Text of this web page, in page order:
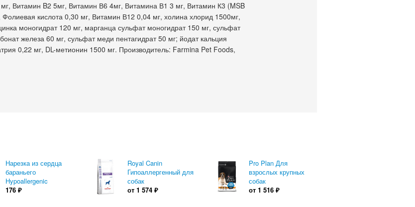
мг, Витамин B2 5мг, Витамин В6 4мг, Витамина В1 3 мг, Витамин К3 (MSB
кислота 0,30 мг, Витамин В12 0,04 мг, холина хлорид 1500мг,
моногидрат 120 мг, марганца сульфат моногидрат 150 мг, сульфат
железа 60 мг, сульфат меди пентагидрат 50 мг; йодат кальция
0,22 мг, DL-метионин 1500 мг. Производитель: Farmina Pet Foods,
Нарезка из сердца
бараньего
Hypoallergenic
176 ₽
Royal Canin
Гипоаллергенный для
собак
от 1 574 ₽
Pro Plan Для
взрослых крупных
собак
от 1 516 ₽